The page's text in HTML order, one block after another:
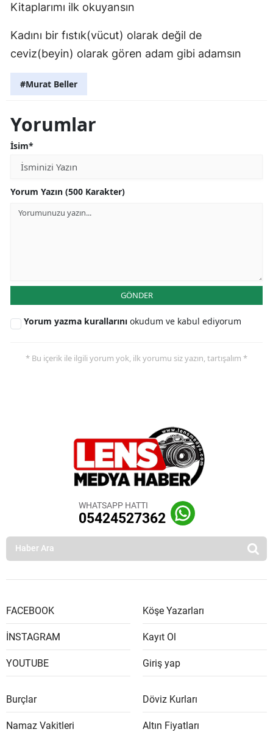
Kitaplarımı ilk okuyansın
Kadını bir fıstık(vücut) olarak değil de
ceviz(beyin) olarak gören adam gibi adamsın
#Murat Beller
Yorumlar
İsim*
Yorum Yazın (500 Karakter)
GÖNDER
Yorum yazma kurallarını okudum ve kabul ediyorum
* Bu içerik ile ilgili yorum yok, ilk yorumu siz yazın, tartışalım *
WHATSAPP HATTI
05424527362
FACEBOOK
İNSTAGRAM
YOUTUBE
Köşe Yazarları
Kayıt Ol
Giriş yap
Burçlar
Namaz Vakitleri
Döviz Kurları
Altın Fiyatları